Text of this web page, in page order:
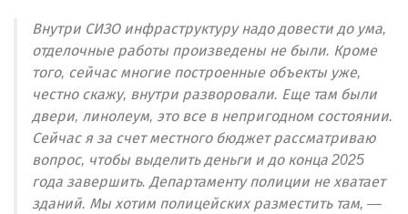
Внутри СИЗО инфраструктуру надо довести до ума,
отделочные работы произведены не были. Кроме
того, сейчас многие построенные объекты уже,
честно скажу, внутри разворовали. Еще там были
двери, линолеум, это все в непригодном состоянии.
Сейчас я за счет местного бюджет рассматриваю
вопрос, чтобы выделить деньги и до конца 2025
года завершить. Департаменту полиции не хватает
зданий. Мы хотим полицейских разместить там, —